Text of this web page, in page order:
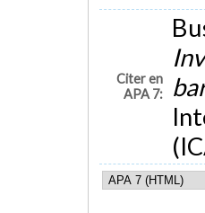
Citer en
APA 7: